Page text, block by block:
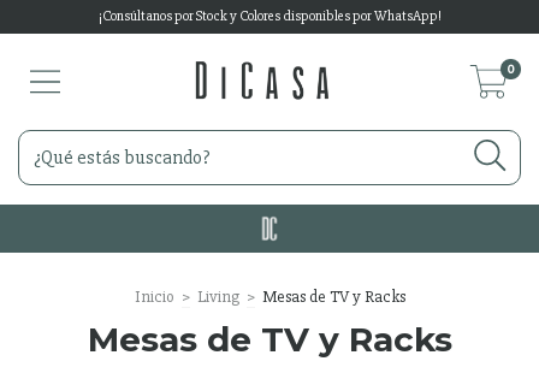
¡Consúltanos por Stock y Colores disponibles por WhatsApp!
0
Inicio > Living > Mesas de TV y Racks
Mesas de TV y Racks